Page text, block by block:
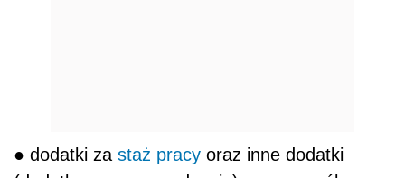
● dodatki za staż pracy oraz inne dodatki